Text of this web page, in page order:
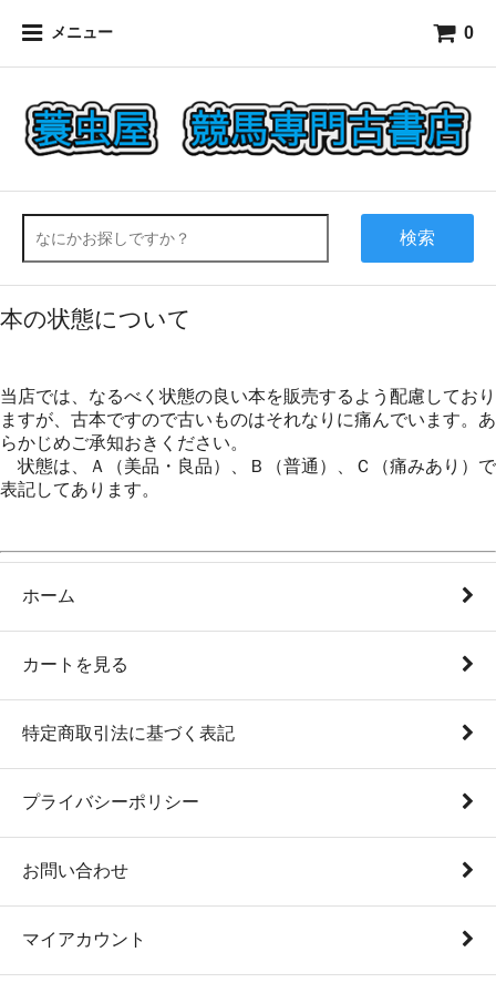
メニュー 0
検索
本の状態について
当店では、なるべく状態の良い本を販売するよう配慮しており
ますが、古本ですので古いものはそれなりに痛んでいます。あ
らかじめご承知おきください。
状態は、Ａ（美品・良品）、Ｂ（普通）、Ｃ（痛みあり）で
表記してあります。
ホーム
カートを見る
特定商取引法に基づく表記
プライバシーポリシー
お問い合わせ
マイアカウント